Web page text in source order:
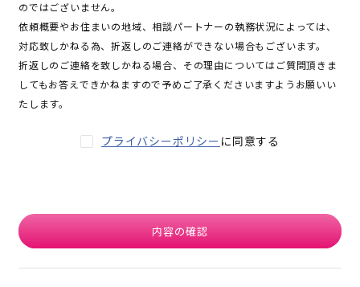
のではございません。
依頼概要やお住まいの地域、相談パートナーの執務状況によっては、
対応致しかねる為、折返しのご連絡ができない場合もございます。
折返しのご連絡を致しかねる場合、その理由についてはご質問頂きま
してもお答えできかねますので予めご了承くださいますようお願いい
たします。
プライバシーポリシー に同意する
内容の確認